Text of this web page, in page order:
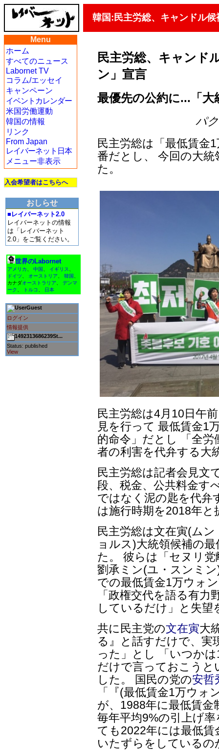
韓国:民主労総、キャンドル
Menu
ホーム
すべてのニュース
Labornet TV
コラム/エッセイ
キャンペーン
イベントカレンダー
米国労働運動
韓国の情報
リンク
From Japan
レイバーネット日本
メニュー非表示
入会希望者はこちらへ
おしらせ
■レイバーネット2.0
レイバーネットの情報
は「レイバーネット
2.0」をご覧ください。
世界のLabornet
アメリカ 中国 イギリス
ドイツ
オーストリア 韓国
カナダオーストラリア
デンマ
ーク
トルコ 日本
Guest
ログイン
情報提供
1492313686239St...
Status: published
View
民主労総、キャンド
ン」宣言
最優先の公約に...「
パ
民主労総は「最低賃金
番だとし、 今回の大
た。
民主労総は4月10日午
見を行って 最低賃金1
的命令」だとし 「全
者の利害を代弁する大
民主労総は記者会見文
段、税金、公共料金す
ではなく泥の匙を代弁
は施行時期を2018年
民主労総は文在寅(ム
ョルス)大統領候補の
た。 彼らは「セヌリ
劉承ミン(ユ・スンミ
での最低賃金1万ウォ
「政権交代を語る有
しているだけ」と失望
共に民主党の文在寅大
る』と話すだけで、実
った」とし 「いつか
だけで言っておこうと
した。 国民の党の安哲
「『(最低賃金1万ウ
が、1988年に最低賃
毎年平均9%の引上げ
ても2022年には最低
いたずらをしているの